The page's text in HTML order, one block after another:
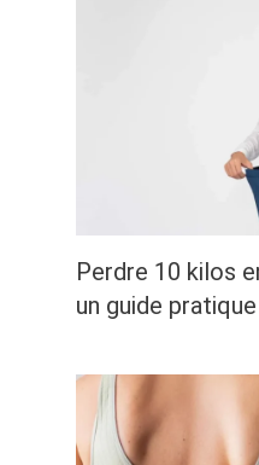
Perdre 10 kilos
un guide pratique